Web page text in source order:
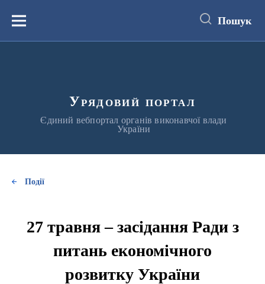
вмістуМеню Пошук
Урядовий портал
Єдиний вебпортал органів виконавчої влади
України
Події
27 травня – засідання Ради з
питань економічного
розвитку України